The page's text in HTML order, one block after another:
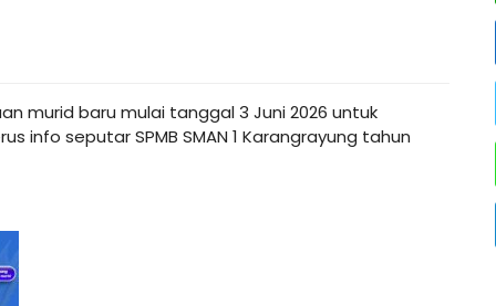
murid baru mulai tanggal 3 Juni 2026 untuk
info seputar SPMB SMAN 1 Karangrayung tahun